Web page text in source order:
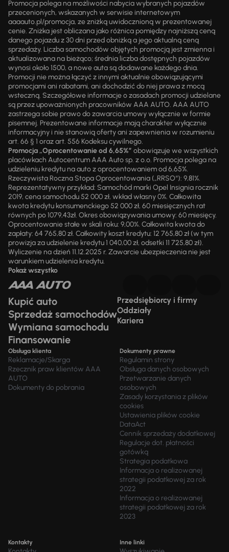
Promocja polega na możliwości nabycia wybranych pojazdów
przecenionych, wskazanych w serwisie internetowym
aaaauto.pl/promocja, ze zniżką uwidocznioną w prezentowanej
cenie. Zniżka jest obliczana jako różnica pomiędzy najniższą ceną
danego pojazdu z 30 dni przed obniżką a jego aktualną ceną
sprzedaży. Liczba samochodów objętych promocją jest zmienna i
aktualizowana na bieżąco; średnia liczba dostępnych pojazdów
wynosi około 1500, a nowe auta są dodawane każdego dnia.
Promocji nie można łączyć z innymi aktualnie obowiązującymi
promocjami ani rabatami, ani dochodzić do niej prawa z mocą
wsteczną. Szczegółowe informacje o zasadach promocji udzielane
są przez upoważnionych pracowników AAA AUTO. AAA AUTO
zastrzega sobie prawo do zawarcia umowy wyłącznie w formie
pisemnej. Prezentowane informacje mają charakter wyłącznie
informacyjny i nie stanowią oferty ani zapewnienia w rozumieniu
art. 66 § 1 oraz art. 556 Kodeksu cywilnego.
Promocja „Oprocentowanie od 6,65%” obowiązuje we wszystkich
placówkach Autocentrum AAA Auto sp. z o.o. Promocja polega na
udzieleniu kredytu na auto z oprocentowaniem od 6,65%.
Rzeczywista Roczna Stopa Oprocentowania („RRSO“): 9,81%.
Reprezentatywny przykład: Samochód marki Opel Insignia rocznik
2019, cena samochodu 52 000 zł, wkład własny 0%. Całkowita
kwota kredytu konsumenckiego 52 000 zł, 60 miesięcznych rat
równych po 1079,43zł. Okres obowiązywania umowy: 60 miesięcy.
Oprocentowanie stałe w skali roku: 9,00%. Całkowita kwota do
zapłaty: 64 765,80 zł. Całkowity koszt kredytu: 12 765,80 zł (w tym
prowizja za udzielenie kredytu 1 040,00 zł, odsetki 11 725,80 zł).
Wyliczenie na dzień 11.12.2025 r. Zawarcie ubezpieczenia nie jest
warunkiem udzielenia kredytu.
Pokaż wszystko
Kupić auto
Sprzedaż samochodów
Wymiana samochodu
Finansowanie
Przedsiębiorcy i firmy
Oddziały
Kariera
Obsługa klienta
Reklamacje/Skarga
Rzecznik praw klientów AAA
AUTO
Dokumenty do pobrania
Dokumenty prawne
Regulamin strony
Obsługa danych osobowych
Przetwarzanie danych
osobowych
Zasady korzystania z plików
cookies
Ustawienia plików cookie
DataAct
Cennik sprzedaży dodatkowej
Regulacje dot. płatności
gotówką
Strategia podatkowa
Informacja o realizowanej
strategii podatkowej za rok
2022
Informacja o realizowanej
strategii podatkowej za rok
2023
Kontakty Inne linki